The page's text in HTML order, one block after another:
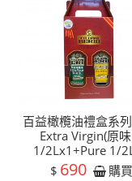
百益橄欖油禮盒系
Extra Virgin(原味
1/2Lx1+Pure 1/
$ 690 購買